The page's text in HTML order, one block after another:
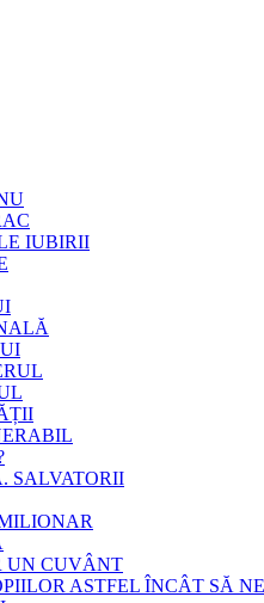
IUBIRII
SALVATORII
UN CUVÂNT
ASTFEL ÎNCÂT SĂ